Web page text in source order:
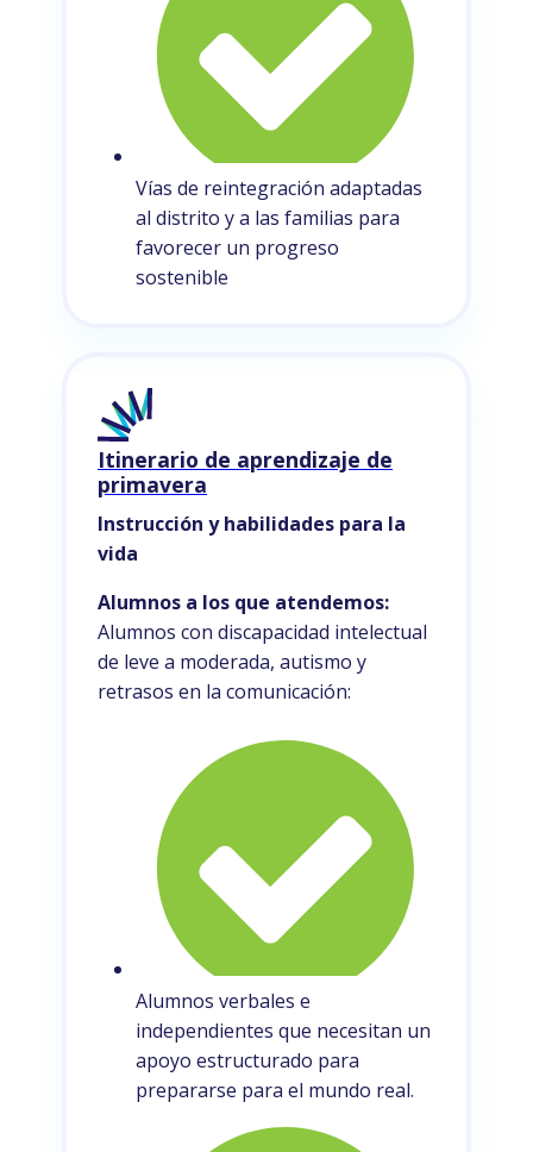
Vías de reintegración adaptadas
al distrito y a las familias para
favorecer un progreso
sostenible
Itinerario de aprendizaje de
primavera
Instrucción y habilidades para la
vida
Alumnos a los que atendemos:
Alumnos con discapacidad intelectual
de leve a moderada, autismo y
retrasos en la comunicación:
Alumnos verbales e
independientes que necesitan un
apoyo estructurado para
prepararse para el mundo real.